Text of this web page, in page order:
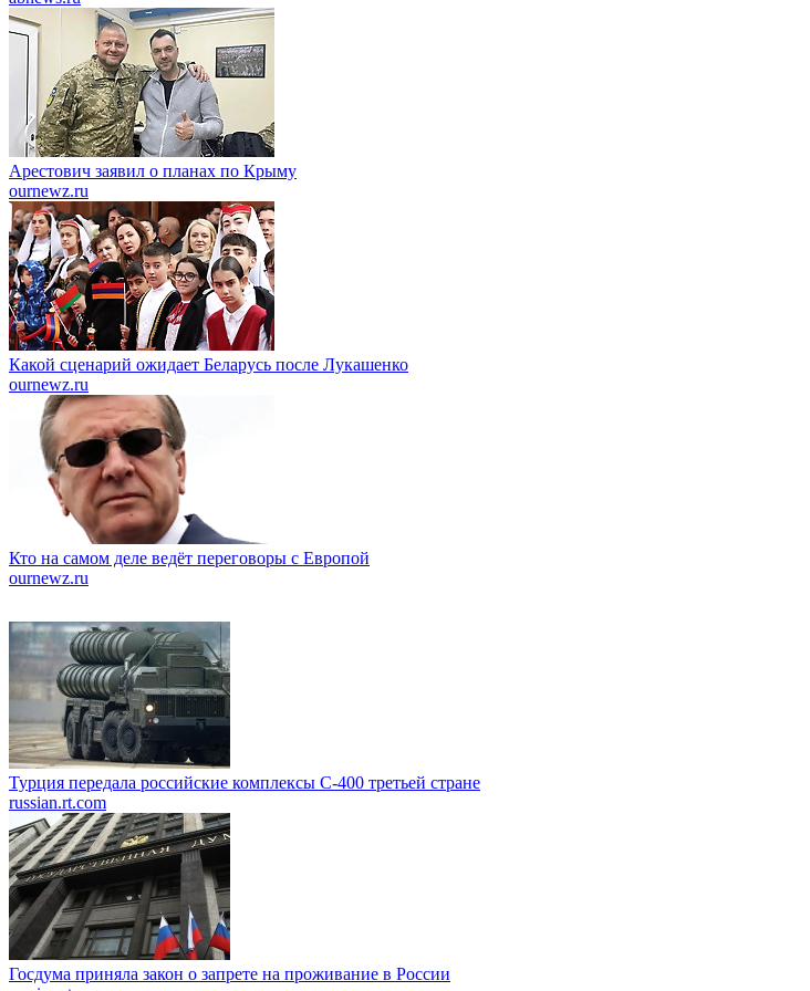
Арестович заявил о планах по Крыму
ournewz.ru
Какой сценарий ожидает Беларусь после Лукашенко
ournewz.ru
Кто на самом деле ведёт переговоры с Европой
ournewz.ru
Турция передала российские комплексы С-400 третьей стране
russian.rt.com
Госдума приняла закон о запрете на проживание в России